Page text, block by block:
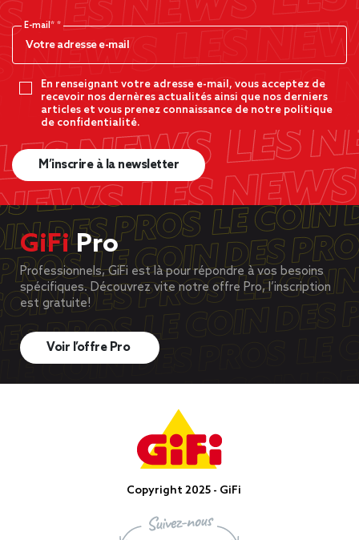
E-mail*
En renseignant votre adresse e-mail, vous acceptez de
recevoir nos dernères actualités ainsi que nos derniers
articles et vous prenez connaissance de notre politique
de confidentialité.
M’inscrire à la newsletter
GiFiPro
Professionnels, GiFi est là pour répondre à vos besoins
spécifiques. Découvrez vite notre offre Pro, l’inscription
est gratuite!
Voir l’offre Pro
Copyright 2025 - GiFi